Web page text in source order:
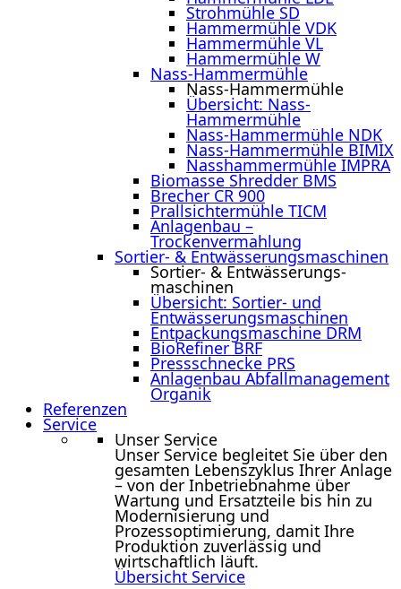
Strohmühle SD
Hammermühle VDK
Hammermühle VL
Hammermühle W
Nass-Hammermühle
Nass-Hammermühle
Übersicht: Nass-
Hammermühle
Nass-Hammermühle NDK
Nass-Hammermühle BIMIX
Nasshammermühle IMPRA
Biomasse Shredder BMS
Brecher CR 900
Prallsichtermühle TICM
Anlagenbau –
Trockenvermahlung
Sortier- & Entwässerungs­maschinen
Sortier- & Entwässerungs­
maschinen
Übersicht: Sortier- und
Entwässerungsmaschinen
Entpackungsmaschine DRM
BioRefiner BRF
Pressschnecke PRS
Anlagenbau Abfallmanagement
Organik
Referenzen
Service
Unser Service
Unser Service begleitet Sie über den
gesamten Lebenszyklus Ihrer Anlage
– von der Inbetriebnahme über
Wartung und Ersatzteile bis hin zu
Modernisierung und
Prozessoptimierung, damit Ihre
Produktion zuverlässig und
wirtschaftlich läuft.
Übersicht Service